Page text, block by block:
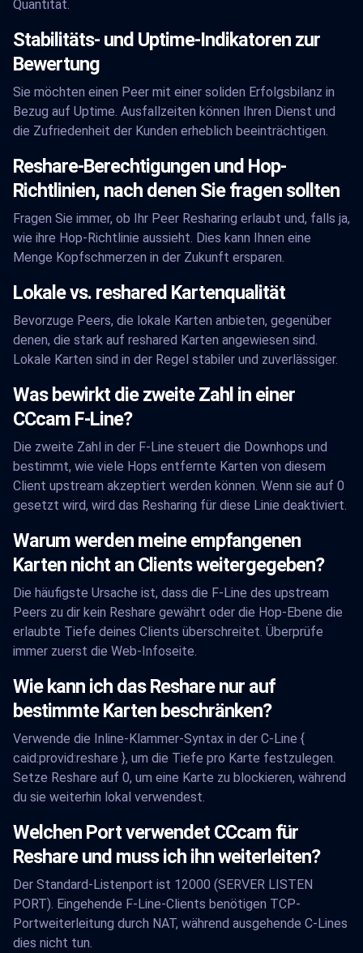
Quantität.
Stabilitäts- und Uptime-Indikatoren zur
Bewertung
Sie möchten einen Peer mit einer soliden Erfolgsbilanz in
Bezug auf Uptime. Ausfallzeiten können Ihren Dienst und
die Zufriedenheit der Kunden erheblich beeinträchtigen.
Reshare-Berechtigungen und Hop-
Richtlinien, nach denen Sie fragen sollten
Fragen Sie immer, ob Ihr Peer Resharing erlaubt und, falls ja,
wie ihre Hop-Richtlinie aussieht. Dies kann Ihnen eine
Menge Kopfschmerzen in der Zukunft ersparen.
Lokale vs. reshared Kartenqualität
Bevorzuge Peers, die lokale Karten anbieten, gegenüber
denen, die stark auf reshared Karten angewiesen sind.
Lokale Karten sind in der Regel stabiler und zuverlässiger.
Was bewirkt die zweite Zahl in einer
CCcam F-Line?
Die zweite Zahl in der F-Line steuert die Downhops und
bestimmt, wie viele Hops entfernte Karten von diesem
Client upstream akzeptiert werden können. Wenn sie auf 0
gesetzt wird, wird das Resharing für diese Linie deaktiviert.
Warum werden meine empfangenen
Karten nicht an Clients weitergegeben?
Die häufigste Ursache ist, dass die F-Line des upstream
Peers zu dir kein Reshare gewährt oder die Hop-Ebene die
erlaubte Tiefe deines Clients überschreitet. Überprüfe
immer zuerst die Web-Infoseite.
Wie kann ich das Reshare nur auf
bestimmte Karten beschränken?
Verwende die Inline-Klammer-Syntax in der C-Line {
caid:provid:reshare }, um die Tiefe pro Karte festzulegen.
Setze Reshare auf 0, um eine Karte zu blockieren, während
du sie weiterhin lokal verwendest.
Welchen Port verwendet CCcam für
Reshare und muss ich ihn weiterleiten?
Der Standard-Listenport ist 12000 (SERVER LISTEN
PORT). Eingehende F-Line-Clients benötigen TCP-
Portweiterleitung durch NAT, während ausgehende C-Lines
dies nicht tun.